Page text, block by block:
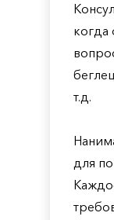
когда
т.д.
для